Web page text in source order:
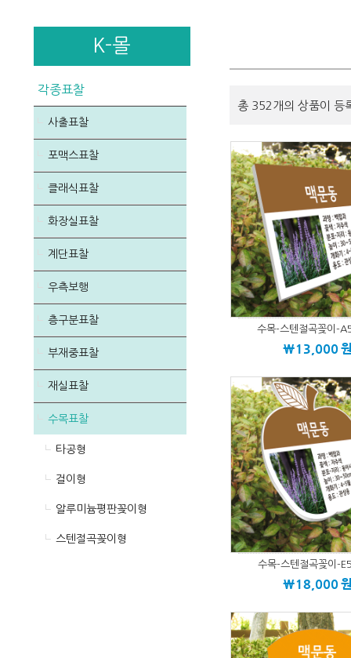
K-몰
각종표찰
사출표찰
포맥스표찰
클래식표찰
화장실표찰
계단표찰
우측보행
층구분표찰
부재중표찰
재실표찰
수목표찰
타공형
걸이형
알루미늄평판꽂이형
스텐절곡꽂이형
총 352개의 상품이 등
수목-스텐절곡꽂이-
\13,000
수목-스텐절곡꽂이-
\18,000